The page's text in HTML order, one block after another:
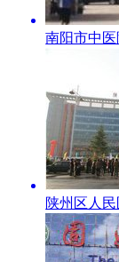
南阳市中医
陕州区人